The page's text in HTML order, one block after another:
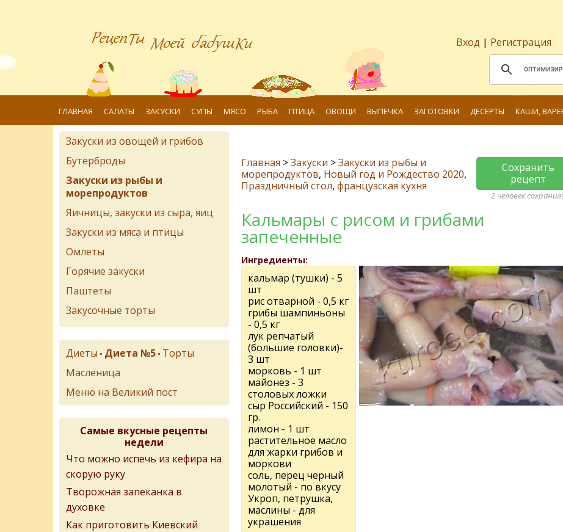
Вход | Регистрация
ГЛАВНАЯ САЛАТЫ ЗАКУСКИ СУПЫ МЯСО РЫБА ПТИЦА ОВОЩИ ВЫПЕЧКА ЗАГОТОВКИ ДЕСЕРТЫ КАШИ,
Главная >Закуски >Закуски из рыбы и
морепродуктов, Новый год и Рождество 2020,
Праздничный стол, французская кухня
Сохранить
рецепт
2 человек
Кальмары с рисом и грибами
запеченные
Ингредиенты:
кальмар (тушки) - 5
шт
рис отварной - 0,5 кг
грибы шампиньоны
- 0,5 кг
лук репчатый
(большие головки)-
3 шт
морковь - 1 шт
майонез - 3
столовых ложки
сыр Российский - 150
гр.
лимон - 1 шт
растительное масло
для жарки грибов и
моркови
соль, перец черный
молотый - по вкусу
Укроп, петрушка,
маслины - для
украшения
Закуски из овощей и грибов
Бутерброды
Закуски из рыбы и
морепродуктов
Яичницы, закуски из сыра, яиц
Закуски из мяса и птицы
Омлеты
Горячие закуски
Паштеты
Закусочные торты
Диеты • Диета №5 • Торты
Масленица
Меню на Великий пост
Самые вкусные рецепты
недели
Что можно испечь из кефира на
скорую руку
Творожная запеканка в
духовке
Как приготовить Киевский